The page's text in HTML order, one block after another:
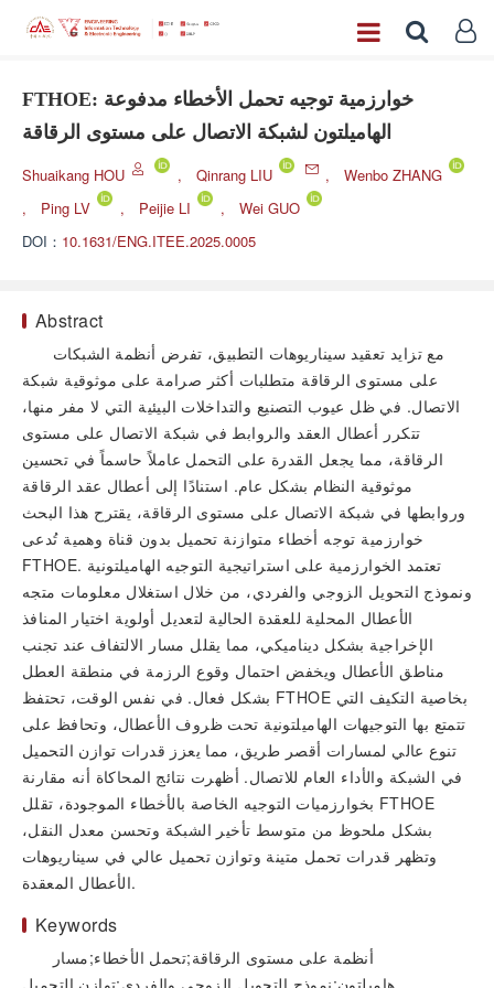
FTHOE: خوارزمية توجيه تحمل الأخطاء مدفوعة
الهاميلتون لشبكة الاتصال على مستوى الرقاقة
Shuaikang HOU , Qinrang LIU ,
Wenbo ZHANG
,
Ping LV , Peijie LI ,
Wei GUO
DOI： 10.1631/ENG.ITEE.2025.0005
Abstract
مع تزايد تعقيد سيناريوهات التطبيق، تفرض أنظمة الشبكات
على مستوى الرقاقة متطلبات أكثر صرامة على موثوقية شبكة
الاتصال. في ظل عيوب التصنيع والتداخلات البيئية التي لا مفر منها،
تتكرر أعطال العقد والروابط في شبكة الاتصال على مستوى
الرقاقة، مما يجعل القدرة على التحمل عاملاً حاسماً في تحسين
موثوقية النظام بشكل عام. استنادًا إلى أعطال عقد الرقاقة
وروابطها في شبكة الاتصال على مستوى الرقاقة، يقترح هذا البحث
خوارزمية توجه أخطاء متوازنة تحميل بدون قناة وهمية تُدعى
FTHOE. تعتمد الخوارزمية على استراتيجية التوجيه الهاميلتونية
ونموذج التحويل الزوجي والفردي، من خلال استغلال معلومات متجه
الأعطال المحلية للعقدة الحالية لتعديل أولوية اختيار المنافذ
الإخراجية بشكل ديناميكي، مما يقلل مسار الالتفاف عند تجنب
مناطق الأعطال ويخفض احتمال وقوع الرزمة في منطقة العطل
بشكل فعال. في نفس الوقت، تحتفظ FTHOE بخاصية التكيف التي
تتمتع بها التوجيهات الهاميلتونية تحت ظروف الأعطال، وتحافظ على
تنوع عالي لمسارات أقصر طريق، مما يعزز قدرات توازن التحميل
في الشبكة والأداء العام للاتصال. أظهرت نتائج المحاكاة أنه مقارنة
بخوارزميات التوجيه الخاصة بالأخطاء الموجودة، تقلل FTHOE
بشكل ملحوظ من متوسط تأخير الشبكة وتحسن معدل النقل،
وتظهر قدرات تحمل متينة وتوازن تحميل عالي في سيناريوهات
الأعطال المعقدة.
Keywords
أنظمة على مستوى الرقاقة;تحمل الأخطاء;مسار
هاميلتون;نموذج التحويل الزوجي والفردي;توازن التحميل